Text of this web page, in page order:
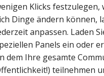
Klicks festzulegen,
Dinge ändern können,
anpassen. Laden
Panels ein oder
dem Ihre gesamte
teilnehmen